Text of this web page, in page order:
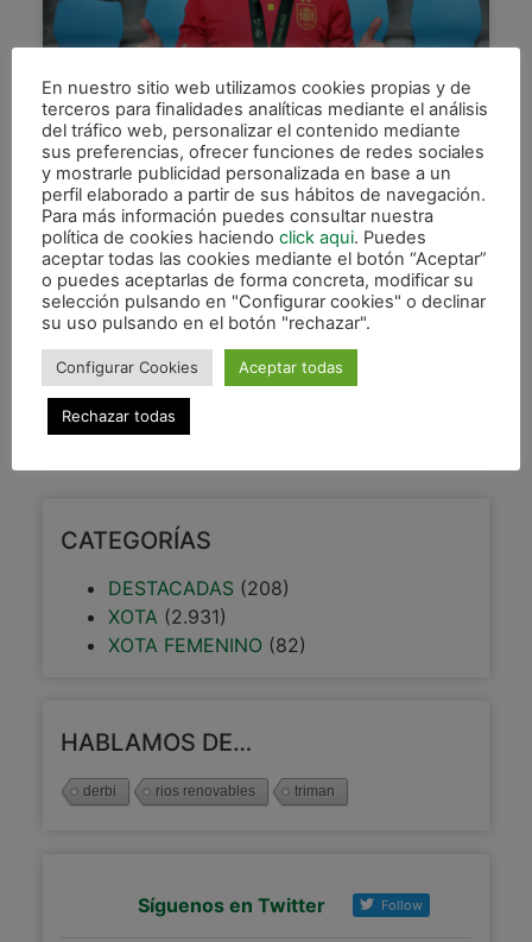
Cerviño: «Quiero dar las gracias
al club por haberme hecho el
jugador que soy hoy»
Tras proclamarse campeón de Europa Sub19 con
la Selección Española, Ion Cerviño ya se ha
incorporado a los entrenamientos con su club,
Osasuna Magna. El
LEER MÁS »
15 septiembre, 2022
CATEGORÍAS
DESTACADAS (208)
XOTA (2.931)
XOTA FEMENINO (82)
HABLAMOS DE…
derbi rios renovables triman
Síguenos en Twitter Follow
En nuestro sitio web utilizamos cookies propias y de
terceros para finalidades analíticas mediante el análisis
del tráfico web, personalizar el contenido mediante
sus preferencias, ofrecer funciones de redes sociales
y mostrarle publicidad personalizada en base a un
perfil elaborado a partir de sus hábitos de navegación.
Para más información puedes consultar nuestra
política de cookies haciendo click aqui. Puedes
aceptar todas las cookies mediante el botón “Aceptar”
o puedes aceptarlas de forma concreta, modificar su
selección pulsando en "Configurar cookies" o declinar
su uso pulsando en el botón "rechazar".
Configurar Cookies Aceptar todas
Rechazar todas